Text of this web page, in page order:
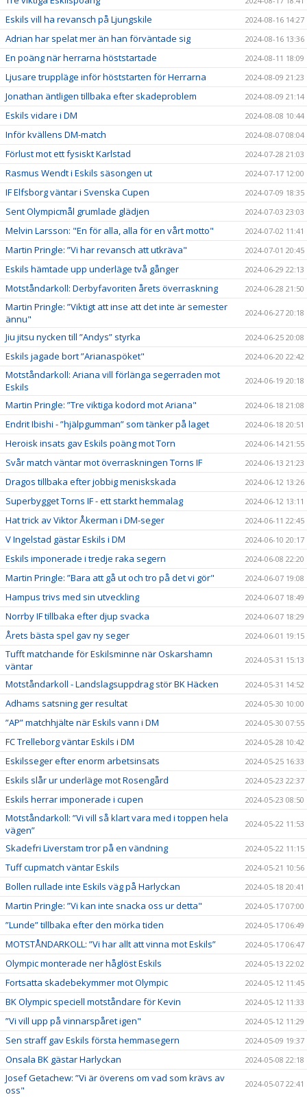
Eskils vill ha revansch på Ljungskile 2024-08-16 14:27
Adrian har spelat mer än han förväntade sig 2024-08-16 13:36
En poäng när herrarna höststartade 2024-08-11 18:09
Ljusare truppläge inför höststarten för Herrarna 2024-08-09 21:23
Jonathan äntligen tillbaka efter skadeproblem 2024-08-09 21:14
Eskils vidare i DM 2024-08-08 10:44
Inför kvällens DM-match 2024-08-07 08:04
Förlust mot ett fysiskt Karlstad 2024-07-28 21:03
Rasmus Wendt i Eskils säsongen ut 2024-07-17 12:00
IF Elfsborg väntar i Svenska Cupen 2024-07-09 18:35
Sent Olympicmål grumlade glädjen 2024-07-03 23:03
Melvin Larsson: "En för alla, alla för en vårt motto" 2024-07-02 11:41
Martin Pringle: ”Vi har revansch att utkräva" 2024-07-01 20:45
Eskils hämtade upp underläge två gånger 2024-06-29 22:13
Motståndarkoll: Derbyfavoriten årets överraskning 2024-06-28 21:50
Martin Pringle: ”Viktigt att inse att det inte är semester
ännu"
2024-06-27 20:18
Jiu jitsu nycken till ”Andys” styrka 2024-06-25 20:08
Eskils jagade bort ”Arianaspöket" 2024-06-20 22:42
Motståndarkoll: Ariana vill förlänga segerraden mot
Eskils
2024-06-19 20:18
Martin Pringle: ”Tre viktiga kodord mot Ariana" 2024-06-18 21:08
Endrit Ibishi - ”hjälpgumman” som tänker på laget 2024-06-18 20:51
Heroisk insats gav Eskils poäng mot Torn 2024-06-14 21:55
Svår match väntar mot överraskningen Torns IF 2024-06-13 21:23
Dragos tillbaka efter jobbig meniskskada 2024-06-12 13:26
Superbygget Torns IF - ett starkt hemmalag 2024-06-12 13:11
Hat trick av Viktor Åkerman i DM-seger 2024-06-11 22:45
V Ingelstad gästar Eskils i DM 2024-06-10 20:17
Eskils imponerade i tredje raka segern 2024-06-08 22:20
Martin Pringle: ”Bara att gå ut och tro på det vi gör" 2024-06-07 19:08
Hampus trivs med sin utveckling 2024-06-07 18:49
Norrby IF tillbaka efter djup svacka 2024-06-07 18:29
Årets bästa spel gav ny seger 2024-06-01 19:15
Tufft matchande för Eskilsminne när Oskarshamn
väntar
2024-05-31 15:13
Motståndarkoll - Landslagsuppdrag stör BK Häcken 2024-05-31 14:52
Adhams satsning ger resultat 2024-05-30 10:00
”AP” matchhjälte när Eskils vann i DM 2024-05-30 07:55
FC Trelleborg väntar Eskils i DM 2024-05-28 10:42
Eskilsseger efter enorm arbetsinsats 2024-05-25 16:33
Eskils slår ur underläge mot Rosengård 2024-05-23 22:37
Eskils herrar imponerade i cupen 2024-05-23 08:50
Motståndarkoll: ”Vi vill så klart vara med i toppen hela
vägen”
2024-05-22 11:53
Skadefri Liverstam tror på en vändning 2024-05-22 11:15
Tuff cupmatch väntar Eskils 2024-05-21 10:56
Bollen rullade inte Eskils väg på Harlyckan 2024-05-18 20:41
Martin Pringle: ”Vi kan inte snacka oss ur detta" 2024-05-17 07:00
”Lunde” tillbaka efter den mörka tiden 2024-05-17 06:49
MOTSTÅNDARKOLL: ”Vi har allt att vinna mot Eskils” 2024-05-17 06:47
Olympic monterade ner håglöst Eskils 2024-05-13 22:02
Fortsatta skadebekymmer mot Olympic 2024-05-12 11:45
BK Olympic speciell motståndare för Kevin 2024-05-12 11:33
”Vi vill upp på vinnarspåret igen" 2024-05-12 11:29
Sen straff gav Eskils första hemmasegern 2024-05-09 19:37
Onsala BK gästar Harlyckan 2024-05-08 22:18
Josef Getachew: ”Vi är överens om vad som krävs av
oss"
2024-05-07 22:41